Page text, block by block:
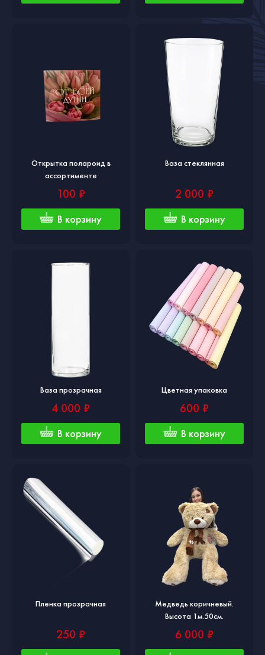
Открытка полароид в
ассортименте
100 ₽
В корзину
Ваза стеклянная
2 000 ₽
В корзину
Ваза прозрачная
4 000 ₽
В корзину
Цветная упаковка
600 ₽
В корзину
Пленка прозрачная
250 ₽
Медведь коричневый.
Высота 1м.50см.
6 000 ₽